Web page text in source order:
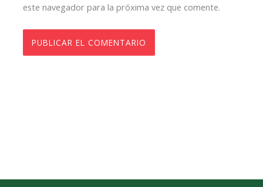
este navegador para la próxima vez que comente.